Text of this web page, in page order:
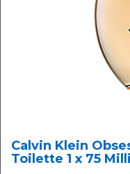
Calvin Klein
Toilette 1 x 75